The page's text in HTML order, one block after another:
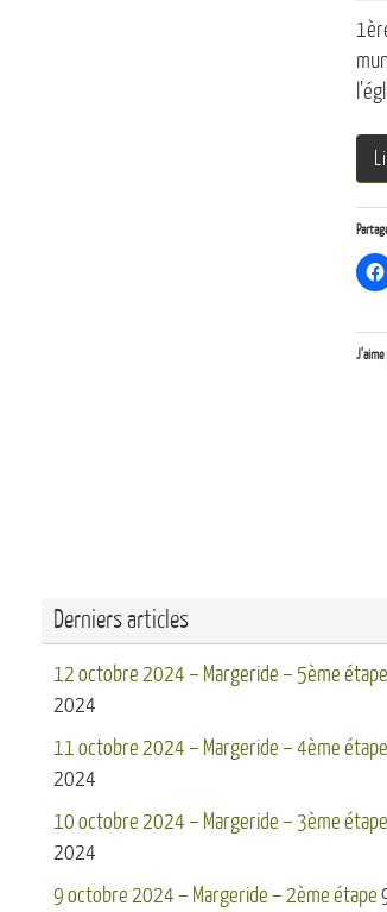
J’aime
Derniers articles
12 octobre 2024 – Margeride – 5ème étape
2024
11 octobre 2024 – Margeride – 4ème étape
2024
10 octobre 2024 – Margeride – 3ème étape
2024
9 octobre 2024 – Margeride – 2ème étape